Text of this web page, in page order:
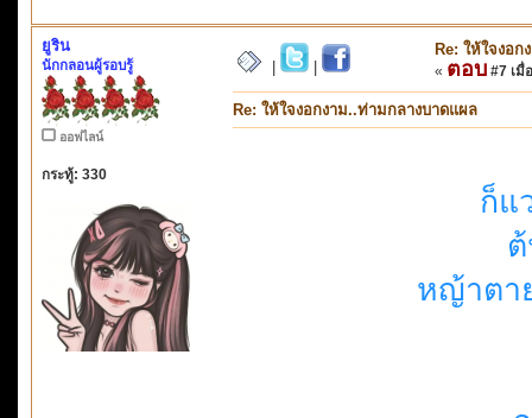
ยูริน
นักกลอนผู้รอบรู้
ออฟไลน์
กระทู้: 330
Re: ให้ใจงอ
« ตอบ #7 เมื่
Re: ให้ใจงอกงาม..ท่ามกลางบาดแผล
ก็แ
หญ้าตา